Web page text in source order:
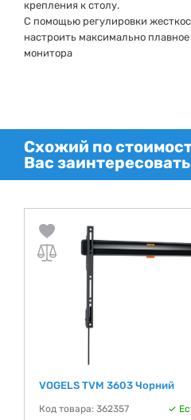
крепления к столу.
С помощью регулировки
настроить максимально
монитора
Схожий по
Вас заинтересовать
VOGELS TVM 3603 Чорний
Код товара: 362357